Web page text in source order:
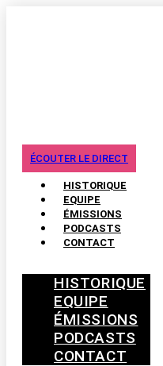
ÉCOUTER LE DIRECT
HISTORIQUE
EQUIPE
ÉMISSIONS
PODCASTS
CONTACT
HISTORIQUE
EQUIPE
ÉMISSIONS
PODCASTS
CONTACT